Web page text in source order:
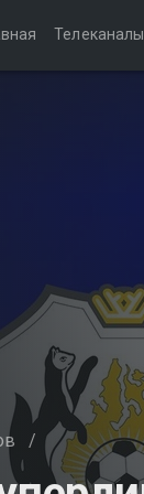
Телеканалы
/